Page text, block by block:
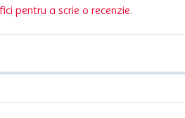
pentru a scrie o recenzie.